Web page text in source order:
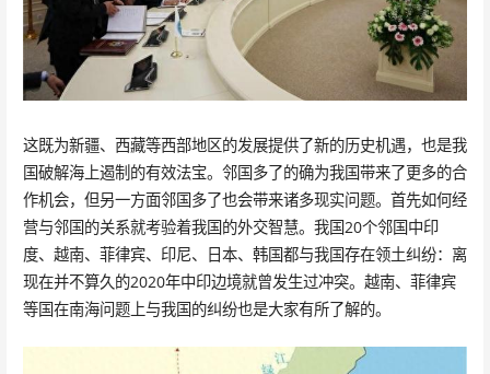
这既为新疆、西藏等西部地区的发展提供了新的历史机遇，也是我
国破解海上遏制的有效法宝。邻国多了的确为我国带来了更多的合
作机会，但另一方面邻国多了也会带来诸多现实问题。首先如何经
营与邻国的关系就考验着我国的外交智慧。我国20个邻国中印
度、越南、菲律宾、印尼、日本、韩国都与我国存在领土纠纷：离
现在并不算久的2020年中印边境就曾发生过冲突。越南、菲律宾
等国在南海问题上与我国的纠纷也是大家有所了解的。